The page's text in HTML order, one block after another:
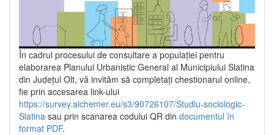
În cadrul procesului de consultare a populaţiei pentru
elaborarea Planului Urbanistic General al Municipiului Slatina
din Județul Olt, vă invităm să completați chestionarul online,
fie prin accesarea link-ului
https://survey.alchemer.eu/s3/90726107/Studiu-sociologic-
Slatina sau prin scanarea codului QR din documentul în
format PDF.